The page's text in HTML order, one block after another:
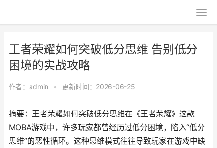
王者荣耀如何突破低分思维 告别低分
困境的实战攻略
作者： admin • 更新时间：2026-06-25
摘要：王者荣耀如何突破低分思维在《王者荣耀》这款
MOBA游戏中，许多玩家都曾经历过低分困境，陷入“低分
思维”的恶性循环。这种思维模式往往导致玩家在游戏中缺